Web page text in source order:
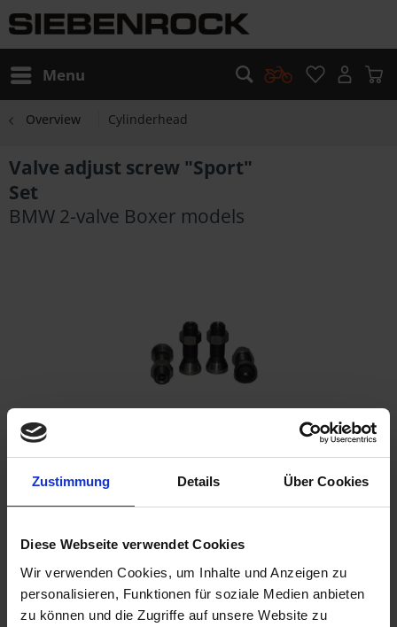
Zustimmung Details Über Cookies
Diese Webseite verwendet Cookies
Wir verwenden Cookies, um Inhalte und Anzeigen zu
personalisieren, Funktionen für soziale Medien anbieten
zu können und die Zugriffe auf unsere Website zu
Menu
Overview Cylinderhead
Valve adjust screw "Sport"
Set
BMW 2-valve Boxer models
€98.00
Germany
Add toshopping cart
Remember Comment